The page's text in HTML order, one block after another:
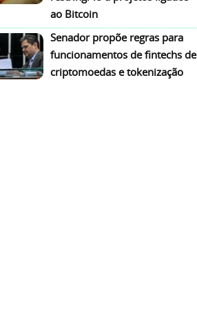
ao Bitcoin
Senador propõe regras para
funcionamentos de fintechs de
criptomoedas e tokenização